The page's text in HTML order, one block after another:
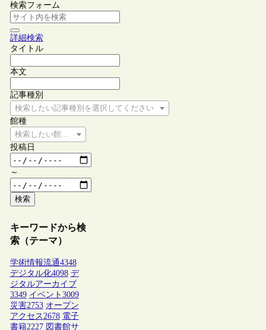
検索フォーム
詳細検索
タイトル
本文
記事種別
検索したい記事種別を選択してください
館種
検索したい館種を選択してください
投稿日
～
検索
キーワードから検
索（テーマ）
学術情報流通4348
デジタル化4098 デ
ジタルアーカイブ
3349 イベント 3009
災害2753 オープン
アクセス 2678 電子
書籍2227 図書館サ